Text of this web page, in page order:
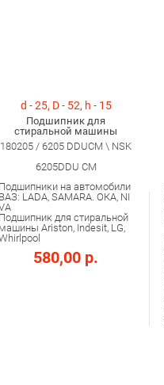
d - 25, D - 52, h - 15
Подшипник для
стиральной машины
180205 / 6205 DDUCM \ NSK
6205DDU CM
Подшипники на автомобили
ВАЗ: LADA, SAMARA. ОКА, NI
Подшипник для стиральной
машины Ariston, Indesit, LG,
580,00 р.